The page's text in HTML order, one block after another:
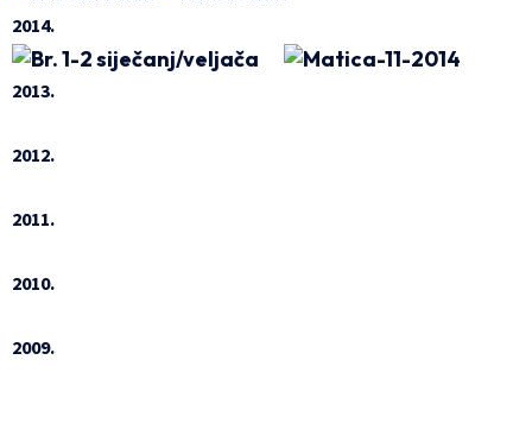
2014.
2013.
2012.
2011.
2010.
2009.